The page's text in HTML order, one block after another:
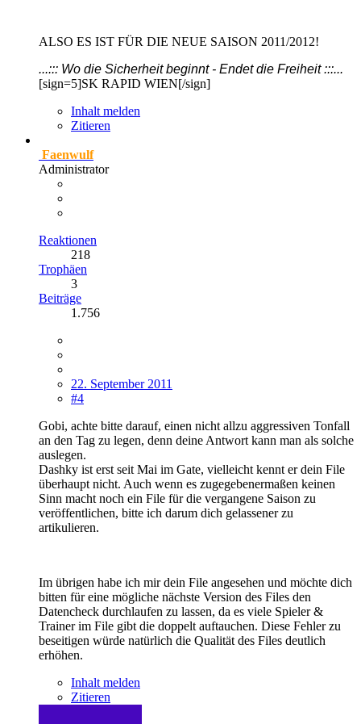
ALSO ES IST FÜR DIE NEUE SAISON 2011/2012!
...::: Wo die Sicherheit beginnt - Endet die Freiheit :::...
[sign=5]SK RAPID WIEN[/sign]
Inhalt melden
Zitieren
Faenwulf
Administrator
Reaktionen
218
Trophäen
3
Beiträge
1.756
22. September 2011
#4
Gobi, achte bitte darauf, einen nicht allzu aggressiven Tonfall
an den Tag zu legen, denn deine Antwort kann man als solche
auslegen.
Dashky ist erst seit Mai im Gate, vielleicht kennt er dein File
überhaupt nicht. Auch wenn es zugegebenermaßen keinen
Sinn macht noch ein File für die vergangene Saison zu
veröffentlichen, bitte ich darum dich gelassener zu
artikulieren.
Im übrigen habe ich mir dein File angesehen und möchte dich
bitten für eine mögliche nächste Version des Files den
Datencheck durchlaufen zu lassen, da es viele Spieler &
Trainer im File gibt die doppelt auftauchen. Diese Fehler zu
beseitigen würde natürlich die Qualität des Files deutlich
erhöhen.
Inhalt melden
Zitieren